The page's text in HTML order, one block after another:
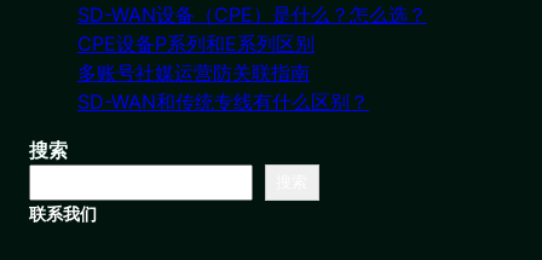
SD-WAN设备（CPE）是什么？怎么选？
CPE设备P系列和E系列区别
多账号社媒运营防关联指南
SD-WAN和传统专线有什么区别？
搜索
联系我们